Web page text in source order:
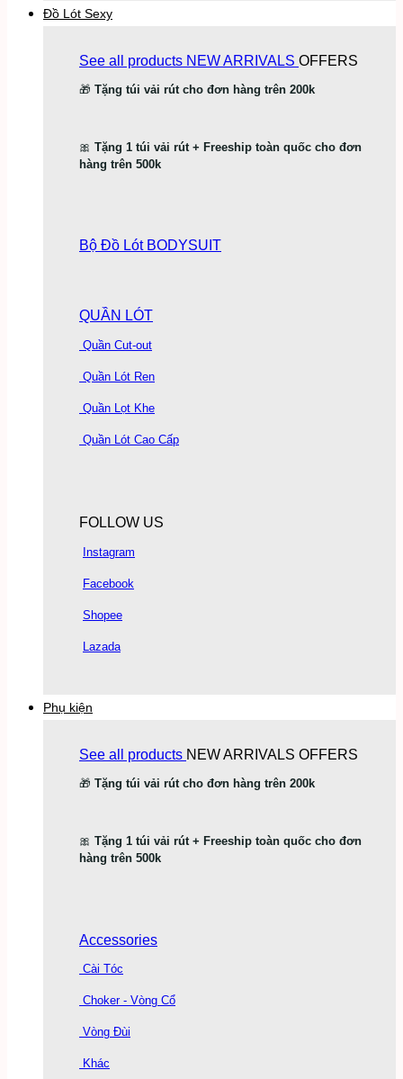
Đồ Lót Sexy
See all products NEW ARRIVALS OFFERS
🎁 Tặng túi vải rút cho đơn hàng trên 200k
🎀 Tặng 1 túi vải rút + Freeship toàn quốc cho đơn
hàng trên 500k
Bộ Đồ Lót BODYSUIT
QUẦN LÓT
Quần Cut-out
Quần Lót Ren
Quần Lọt Khe
Quần Lót Cao Cấp
FOLLOW US
Instagram
Facebook
Shopee
Lazada
Phụ kiện
See all products NEW ARRIVALS OFFERS
🎁 Tặng túi vải rút cho đơn hàng trên 200k
🎀 Tặng 1 túi vải rút + Freeship toàn quốc cho đơn
hàng trên 500k
Accessories
Cài Tóc
Choker - Vòng Cổ
Vòng Đùi
Khác